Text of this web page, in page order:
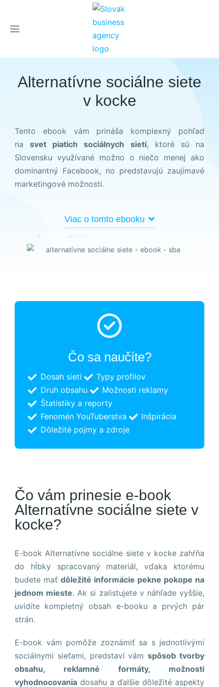
Alternatívne sociálne siete
v kocke
Tento ebook vám prináša komplexný pohľad
nasvet piatich sociálnych sietí, ktoré sú na
Slovensku využívané možno o niečo menej ako
dominantný Facebook, no predstavujú zaujímavé
marketingové možnosti.
Viac o tomto ebooku
Čo sa naučíte?
Dosah sietí
Typy profilov
Druh obsahu
Možnosti reklamy
Štatistiky a reporty
Fenomén YouTuberstva
Inšpirácia
Dôležité pojmy a zdroje
Čo vám prinesie e-book
Alternatívne sociálne siete v
kocke?
E-book Alternatívne sociálne siete v kocke zahŕňa
do hĺbky spracovaný materiál, vďaka ktorému
budete mať dôležité informácie pekne pokope na
jednom mieste. Ak si zalistujete v náhľade vyššie,
uvidíte kompletný obsah e-booku a prvých pár
strán.
E-book vám pomôže zoznámiť sa s jednotlivými
sociálnymi sieťami, predstaví vámspôsob tvorby
obsahu, reklamné formáty, možnosti
vyhodnocovania dosahu a ďalšie dôležité aspekty
Tieto súbory
Štatistiky
Aby sme
mohli
zlepšiť
funkčnosť
používania
webovej
stránky.
spokojnosť
Aby naša
stránka počas
vašej návštevy
fungovala čo
najlepšie. Ak
cookie
niektoré funkcie
z webovej
stránky zmiznú.